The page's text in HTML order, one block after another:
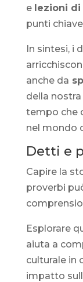
e lezioni di
punti
In sintesi, i
anche da
della
tempo che
nel mondo
Detti e
Capire la
proverbi
Esplorare
aiuta a
culturale in
impatto